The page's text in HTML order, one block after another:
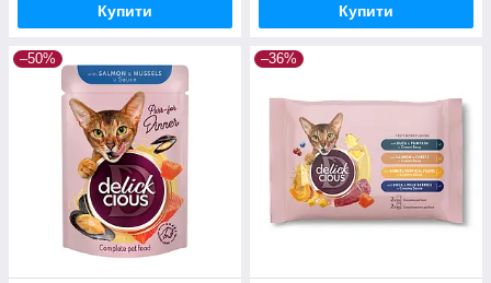
Купити Купити
–50% –36%